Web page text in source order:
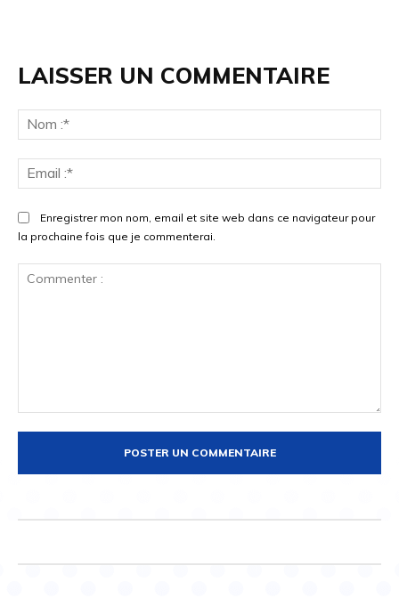
LAISSER UN COMMENTAIRE
:*
:*
Enregistrer mon nom, email et site web dans ce navigateur pour
la prochaine fois que je commenterai.